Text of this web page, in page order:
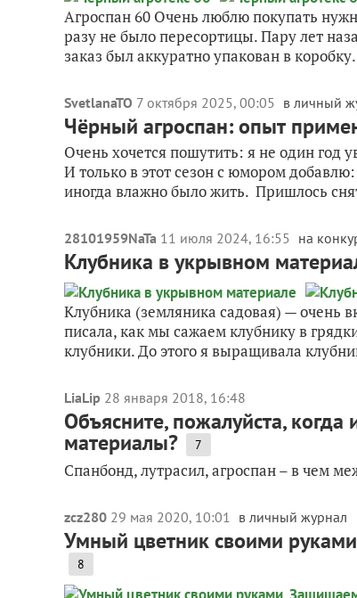
Агроспан 60 Очень люблю покупать
разу не было пересортицы. Пару лет
заказ был аккуратно упакован в
SvetlanaTO 7 октября 2025, 00:05 в личный
Чёрный агроспан: опыт
Очень хочется пошутить: я не один год
И только в этот сезон с юмором
иногда влажно было жить. Пришлось
28101959NaTa 11 июля 2024, 16:55 на
Клубника в укрывном
Клубника (земляника садовая) — очень
писала, как мы сажаем клубнику в
клубники. До этого я выращивала
LiaLip 28 января 2018, 16:48
Объясните, пожалуйста,
материалы? 7
Спанбонд, лутрасил, агроспан – в чем
zcz280 29 мая 2020, 10:01 в личный журнал
Умный цветник своими
8